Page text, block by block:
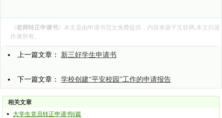
《老师转正申请书》本文是由申请书范文免费提供，内容来源于互联网,本文归原
作者所有。
上一篇文章： 新三好学生申请书
下一篇文章： 学校创建“平安校园”工作的申请报告
相关文章
大学生党员转正申请书6篇